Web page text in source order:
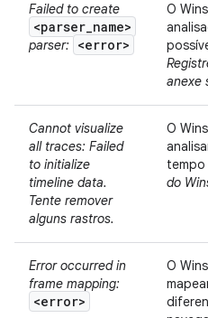
Failed to create
<parser_name>
parser: <error>
O
anexe
Cannot visualize
all traces: Failed
to initialize
timeline data.
Tente remover
alguns rastros.
O
do
Error occurred in
frame mapping:
<error>
O